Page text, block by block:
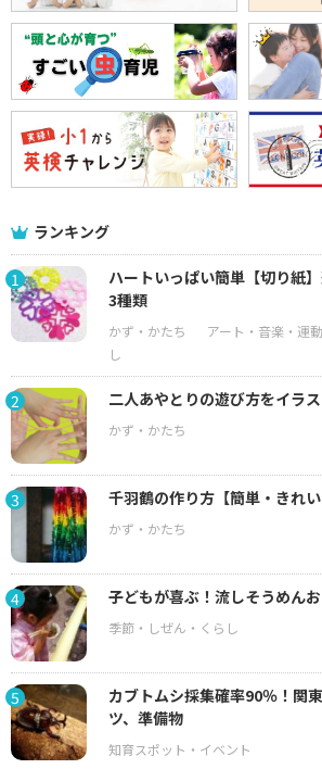
ランキング
1
ハートいっぱい簡単【切り紙
3種類
2 二人あやとりの遊び方をイラ
3 千羽鶴の作り方【簡単・きれい
4 子どもが喜ぶ！流しそうめん
5
カブトムシ採集確率90％！関
ツ、準備物